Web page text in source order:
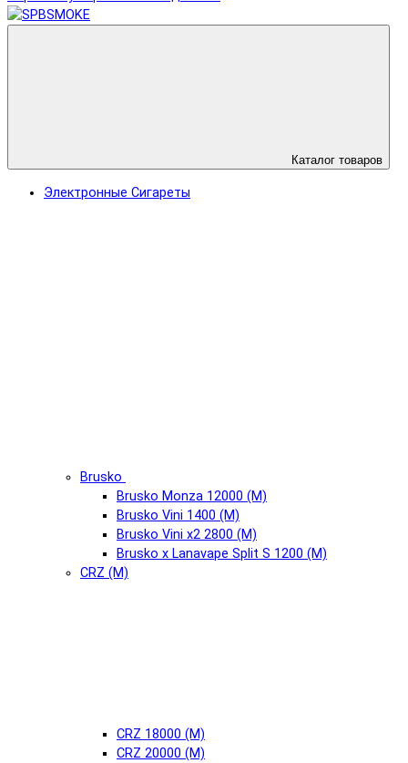
Каталог товаров
Электронные Сигареты
Brusko
Brusko Monza 12000 (М)
Brusko Vini 1400 (М)
Brusko Vini x2 2800 (М)
Brusko x Lanavape Split S 1200 (М)
CRZ (М)
CRZ 18000 (М)
CRZ 20000 (М)